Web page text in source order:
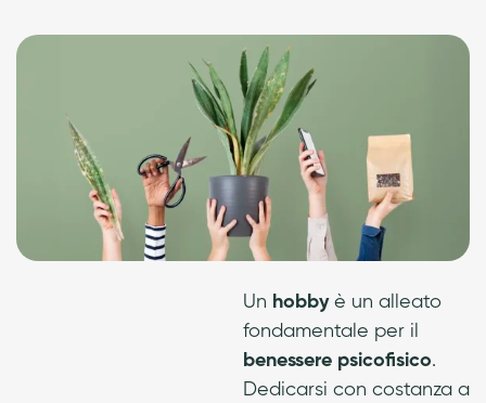
Un hobbyè un alleato
fondamentale per il
benessere psicofisico.
Dedicarsi con costanza a